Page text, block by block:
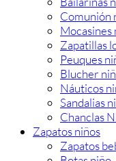
Comunión
Mocasines
Zapatillas
Peuques
Blucher
Náuticos
Sandalias
Chanclas
Zapatos niños
Zapatos